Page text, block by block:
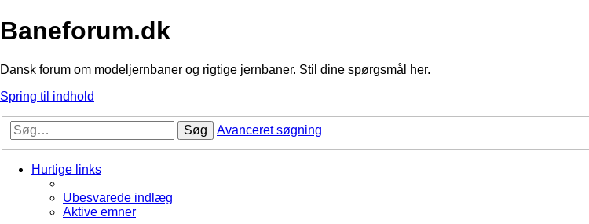
Baneforum.dk
Dansk forum om modeljernbaner og rigtige jernbaner. Stil dine spørgsmål her.
Spring til indhold
Søg Avanceret søgning
Hurtige links
Ubesvarede indlæg
Aktive emner